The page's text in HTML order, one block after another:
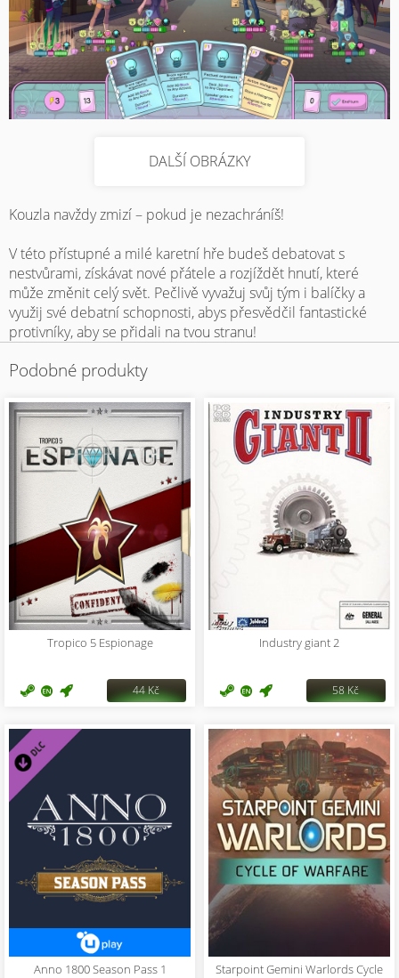
DALŠÍ OBRÁZKY
Kouzla navždy zmizí – pokud je nezachráníš!
V této přístupné a milé karetní hře budeš debatovat s
nestvůrami, získávat nové přátele a rozjíždět hnutí, které
může změnit celý svět. Pečlivě vyvažuj svůj tým i balíčky a
využij své debatní schopnosti, abys přesvědčil fantastické
protivníky, aby se přidali na tvou stranu!
Podobné produkty
Tropico 5 Espionage
44 Kč
Industry giant 2
58 Kč
Anno 1800 Season Pass 1
Starpoint Gemini Warlords Cycle